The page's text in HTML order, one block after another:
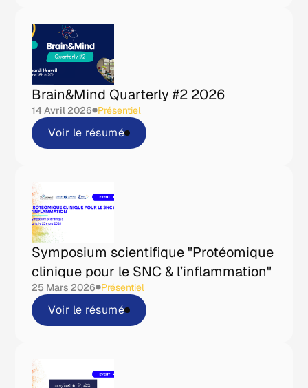
Brain&Mind Quarterly #2 2026
14 Avril 2026 Présentiel
Voir le résumé
Symposium scientifique "Protéomique
clinique pour le SNC & l’inflammation"
25 Mars 2026 Présentiel
Voir le résumé